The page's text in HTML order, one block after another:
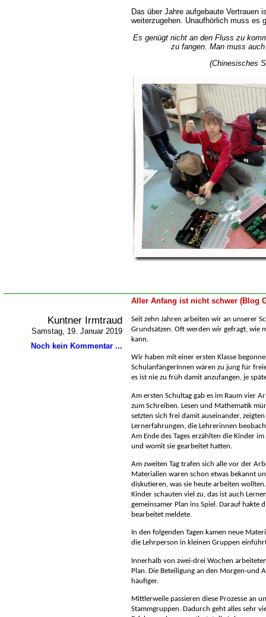
Das über Jahre aufgebaute Vertrauen
weiterzugehen. Unaufhörlich muss es
Es genügt nicht an den Fluss zu
zu fangen. Man muss
(Chinesisches
Aller Anfang ist nicht schwer (Blog
Kuntner Irmtraud
Samstag, 19. Januar 2019
Noch kein Kommentar ...
Seit zehn Jahren arbeiten wir an unserer
Grundsätzen. Oft werden wir gefragt, wie
kann.
Wir haben mit einer ersten Klasse
SchulanfängerInnen wären zu jung für
es ist nie zu früh damit anzufangen, je
Am ersten Schultag gab es im Raum vier
zum Schreiben. Lesen und Mathematik
setzten sich frei damit auseinander,
Lernerfahrungen, die Lehrerinnen
Am Ende des Tages erzählten die Kinder
und womit sie gearbeitet hatten.
Am zweiten Tag trafen sich alle vor der
Materialien waren schon etwas bekannt
diskutieren, was sie heute arbeiten
Kinder schauten viel zu, das ist auch
gemeinsamer Plan ins Spiel. Darauf hakte
bearbeitet meldete.
In den folgenden Tagen kamen neue
die Lehrperson in kleinen Gruppen
Innerhalb von zwei-drei Wochen
Plan. Die Beteiligung an den Morgen-und
häufiger.
Mittlerweile passieren diese Prozesse an
Stammgruppen. Dadurch geht alles sehr